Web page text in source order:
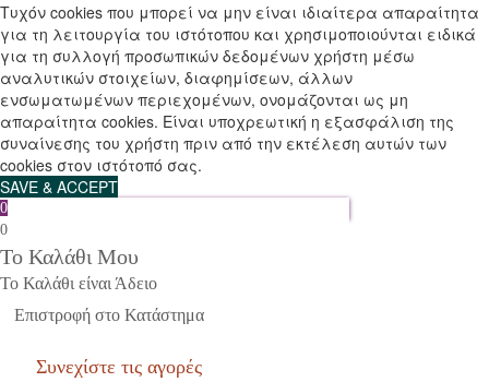
Τυχόν cookies που μπορεί να μην είναι ιδιαίτερα απαραίτητα
για τη λειτουργία του ιστότοπου και χρησιμοποιούνται ειδικά
για τη συλλογή προσωπικών δεδομένων χρήστη μέσω
αναλυτικών στοιχείων, διαφημίσεων, άλλων
ενσωματωμένων περιεχομένων, ονομάζονται ως μη
απαραίτητα cookies. Είναι υποχρεωτική η εξασφάλιση της
συναίνεσης του χρήστη πριν από την εκτέλεση αυτών των
cookies στον ιστότοπό σας.
SAVE & ACCEPT
0
0
Το Καλάθι Μου
Το Καλάθι είναι Άδειο
Επιστροφή στο Κατάστημα
Συνεχίστε τις αγορές